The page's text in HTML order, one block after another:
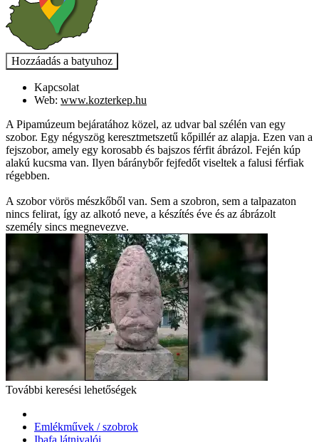
Kapcsolat
Web: www.kozterkep.hu
A Pipamúzeum bejáratához közel, az udvar bal szélén van egy
szobor. Egy négyszög keresztmetszetű kőpillér az alapja. Ezen van a
fejszobor, amely egy korosabb és bajszos férfit ábrázol. Fején kúp
alakú kucsma van. Ilyen báránybőr fejfedőt viseltek a falusi férfiak
régebben.
A szobor vörös mészkőből van. Sem a szobron, sem a talpazaton
nincs felirat, így az alkotó neve, a készítés éve és az ábrázolt
személy sincs megnevezve.
További keresési lehetőségek
Emlékművek / szobrok
Ibafa látnivalói